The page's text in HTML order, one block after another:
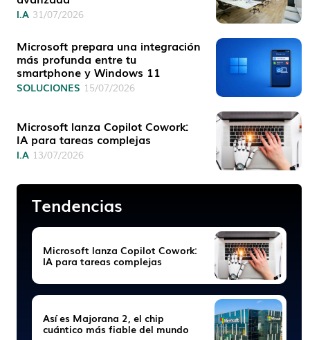
I.A 31/07/2026
Microsoft prepara una integración
más profunda entre tu
smartphone y Windows 11
SOLUCIONES 15/07/2026
Microsoft lanza Copilot Cowork:
IA para tareas complejas
I.A 13/07/2026
Tendencias
Microsoft lanza Copilot Cowork:
IA para tareas complejas
Así es Majorana 2, el chip
cuántico más fiable del mundo